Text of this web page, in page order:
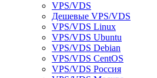
VPS/VDS
Дешевые VPS/VDS
VPS/VDS Linux
VPS/VDS Ubuntu
VPS/VDS Debian
VPS/VDS CentOS
VPS/VDS Россия